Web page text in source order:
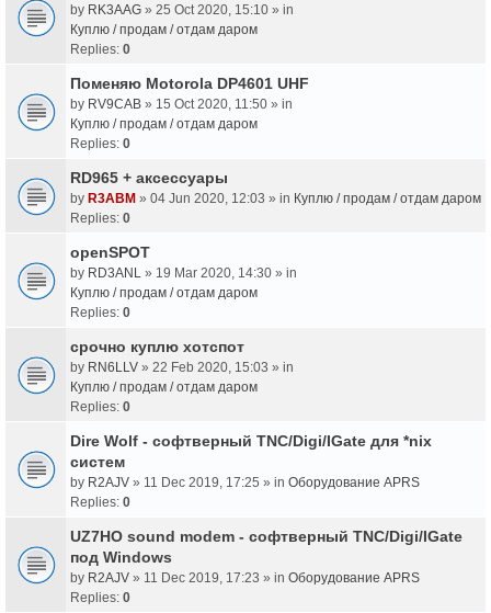
by RK3AAG » 25 Oct 2020, 15:10 » in
Куплю / продам / отдам даром
Replies: 0
Поменяю Motorola DP4601 UHF
by RV9CAB » 15 Oct 2020, 11:50 » in
Куплю / продам / отдам даром
Replies: 0
RD965 + аксессуары
by R3ABM » 04 Jun 2020, 12:03 » in Куплю / продам / отдам даром
Replies: 0
openSPOT
by RD3ANL » 19 Mar 2020, 14:30 » in
Куплю / продам / отдам даром
Replies: 0
срочно куплю хотспот
by RN6LLV » 22 Feb 2020, 15:03 » in
Куплю / продам / отдам даром
Replies: 0
Dire Wolf - cофтверный TNC/Digi/IGate для *nix
систем
by R2AJV » 11 Dec 2019, 17:25 » in Оборудование APRS
Replies: 0
UZ7HO sound modem - cофтверный TNC/Digi/IGate
под Windows
by R2AJV » 11 Dec 2019, 17:23 » in Оборудование APRS
Replies: 0